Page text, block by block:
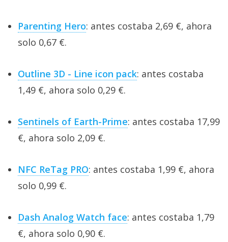
Parenting Hero: antes costaba 2,69 €, ahora
solo 0,67 €.
Outline 3D - Line icon pack: antes costaba
1,49 €, ahora solo 0,29 €.
Sentinels of Earth-Prime: antes costaba 17,99
€, ahora solo 2,09 €.
NFC ReTag PRO: antes costaba 1,99 €, ahora
solo 0,99 €.
Dash Analog Watch face: antes costaba 1,79
€, ahora solo 0,90 €.